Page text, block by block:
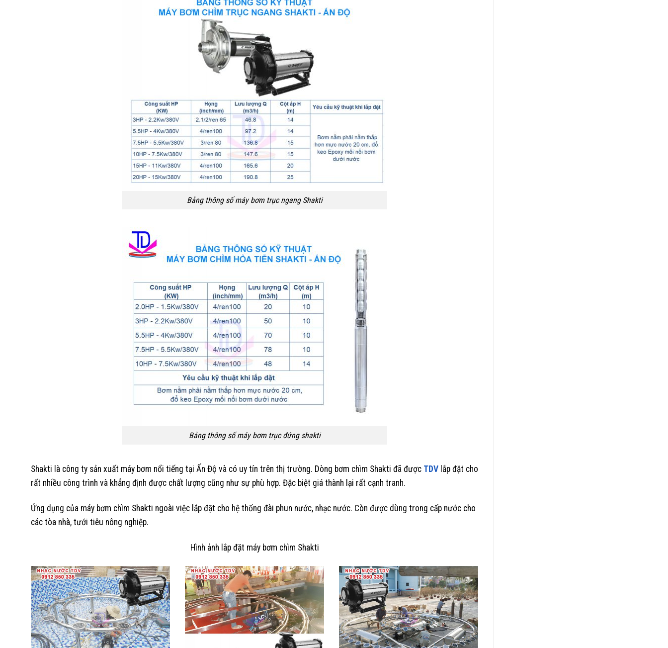
Bảng thông số máy bơm trục ngang Shakti
Bảng thông số máy bơm trục đứng shakti
Shakti là công ty sản xuất máy bơm nổi tiếng tại Ấn Độ và có uy tín trên thị trường. Dòng bơm chìm Shakti đã được TDV lắp đặt cho
rất nhiều công trình và khẳng định được chất lượng cũng như sự phù hợp. Đặc biệt giá thành lại rất cạnh tranh.
Ứng dụng của máy bơm chìm Shakti ngoài việc lắp đặt cho hệ thống đài phun nước, nhạc nước. Còn được dùng trong cấp nước cho
các tòa nhà, tưới tiêu nông nghiệp.
Hình ảnh lắp đặt máy bơm chìm Shakti